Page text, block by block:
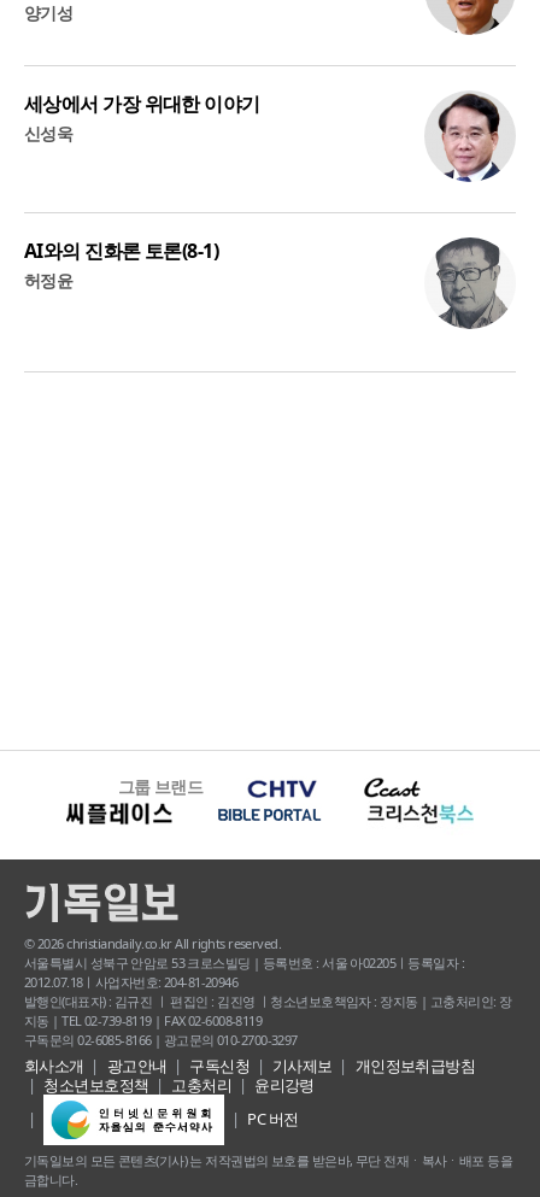
양기성
세상에서 가장 위대한 이야기
신성욱
AI와의 진화론 토론(8-1)
허정윤
그룹 브랜드
© 2026 christiandaily.co.kr All rights reserved.
서울특별시 성북구 안암로 53 크로스빌딩 | 등록번호 : 서울 아02205ㅣ등록일자 :
2012.07.18ㅣ사업자번호: 204-81-20946
발행인(대표자) : 김규진 ㅣ 편집인 : 김진영 ㅣ청소년보호책임자 : 장지동 | 고충처리인: 장
지동 | TEL 02-739-8119 | FAX 02-6008-8119
구독문의 02-6085-8166 | 광고문의 010-2700-3297
회사소개 광고안내 구독신청 기사제보
개인정보취급방침
청소년보호정책
고충처리
윤리강령
PC 버전
기독일보의 모든 콘텐츠(기사) 는 저작권법의 보호를 받은바, 무단 전재ㆍ복사ㆍ배포 등을
금합니다.